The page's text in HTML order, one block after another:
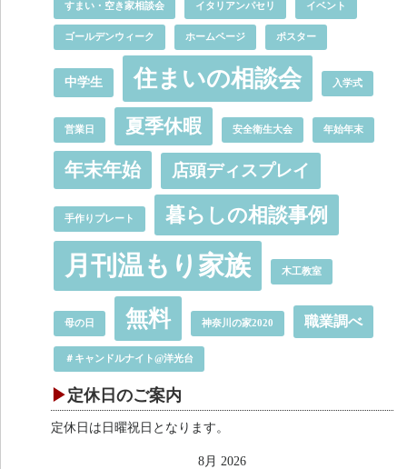
すまい・空き家相談会 イタリアンパセリ イベント
ゴールデンウィーク ホームページ ポスター
中学生 住まいの相談会 入学式
営業日 夏季休暇 安全衛生大会 年始年末
年末年始 店頭ディスプレイ
手作りプレート 暮らしの相談事例
月刊温もり家族 木工教室
母の日 無料 神奈川の家2020 職業調べ
＃キャンドルナイト@洋光台
定休日のご案内
定休日は日曜祝日となります。
8月 2026